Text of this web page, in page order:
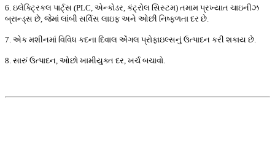
6. ઇલેક્ટ્રિકલ પાર્ટ્સ (PLC, એન્કોડર, કંટ્રોલ સિસ્ટમ) તમામ પ્રખ્યાત ચાઇનીઝ
બ્રાન્ડ્સ છે, જેમાં લાંબી સર્વિસ લાઇફ અને ઓછી નિષ્ફળતા દર છે.
7. એક મશીનમાં વિવિધ કદના દિવાલ એંગલ પ્રોફાઇલ્સનું ઉત્પાદન કરી શકાય છે.
8. સારું ઉત્પાદન, ઓછો ખામીયુક્ત દર, ખર્ચ બચાવો.